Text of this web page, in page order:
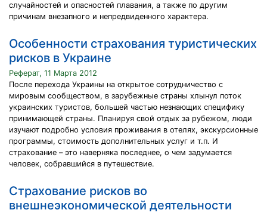
случайностей и опасностей плавания, а также по другим
причинам внезапного и непредвиденного характера.
Особенности страхования туристических
рисков в Украине
Реферат, 11 Марта 2012
После перехода Украины на открытое сотрудничество с
мировым сообществом, в зарубежные страны хлынул поток
украинских туристов, большей частью незнающих специфику
принимающей страны. Планируя свой отдых за рубежом, люди
изучают подробно условия проживания в отелях, экскурсионные
программы, стоимость дополнительных услуг и т.п. И
страхование – это наверняка последнее, о чем задумается
человек, собравшийся в путешествие.
Страхование рисков во
внешнеэкономической деятельности